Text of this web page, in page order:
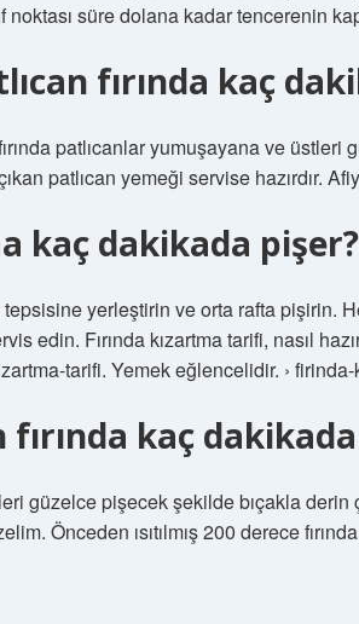
süre dolana kadar tencerenin
fırında kaç
patlıcanlar yumuşayana ve üstleri
patlıcan yemeği servise hazırdır.
kaç dakikada pişer?
tepsisine yerleştirin ve orta rafta pişirin.
edin. Fırında kızartma tarifi, nasıl
tarifi. Yemek eğlencelidir. ›
fırında kaç
güzelce pişecek şekilde bıçakla
Önceden ısıtılmış 200 derece